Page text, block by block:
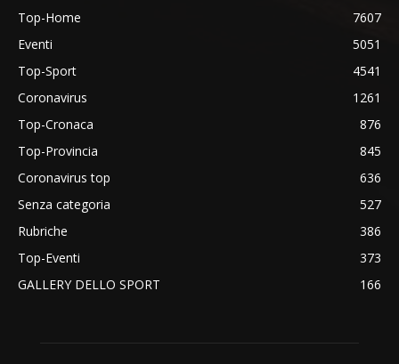
Top-Home
7607
Eventi
5051
Top-Sport
4541
Coronavirus
1261
Top-Cronaca
876
Top-Provincia
845
Coronavirus top
636
Senza categoria
527
Rubriche
386
Top-Eventi
373
GALLERY DELLO SPORT
166